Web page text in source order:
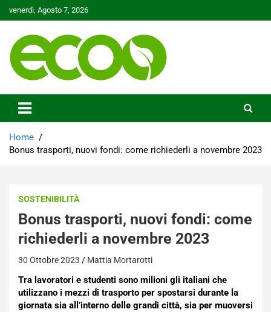
to
venerdì, Agosto 7, 2026
Ecoo.it
Home
Bonus trasporti, nuovi fondi: come richiederli a novembre 2023
SOSTENIBILITÀ
Bonus trasporti, nuovi fondi: come
richiederli a novembre 2023
30 Ottobre 2023 Mattia Mortarotti
Tra lavoratori e studenti sono milioni gli italiani che
utilizzano i mezzi di trasporto per spostarsi durante la
giornata sia all’interno delle grandi città, sia per muoversi